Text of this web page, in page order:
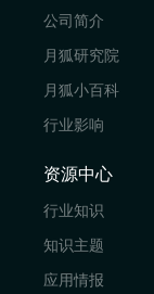
公司简介
月狐研究院
月狐小百科
行业影响
资源中心
行业知识
知识主题
应用情报